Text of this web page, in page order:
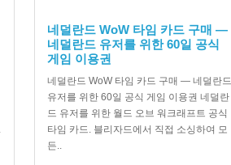
네덜란드 WoW 타임 카드 구매 —
네덜란드 유저를 위한 60일 공식
게임 이용권
네덜란드 WoW 타임 카드 구매 — 네덜란드
유저를 위한 60일 공식 게임 이용권 네덜란
드 유저를 위한 월드 오브 워크래프트 공식
타임 카드. 블리자드에서 직접 소싱하여 모
든..